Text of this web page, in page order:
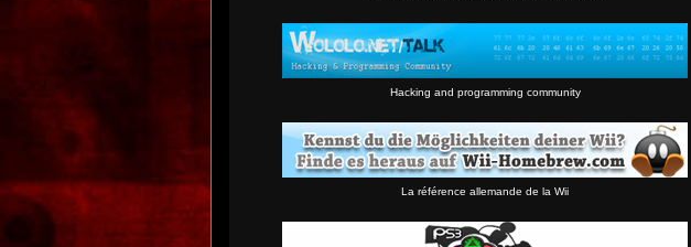
Hacking and programming community
La référence allemande de la Wii